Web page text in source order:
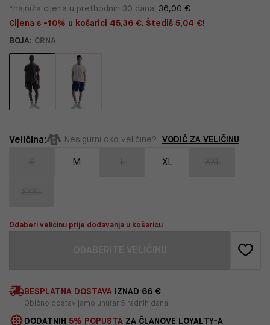
*najniža cijena u prethodnih 30 dana: 36,00 €
Cijena s -10% u košarici 45,36 €. Štediš 5,04 €!
BOJA: CRNA
Veličina: Nesigurni oko veličine? VODIČ ZA VELIČINU
M XL
Odaberi veličinu prije dodavanja u košaricu
BESPLATNA DOSTAVA IZNAD 66 €
Obično dostavljamo unutar 5 radnih dana
DODATNIH 5% POPUSTA ZA ČLANOVE LOYALTY-A